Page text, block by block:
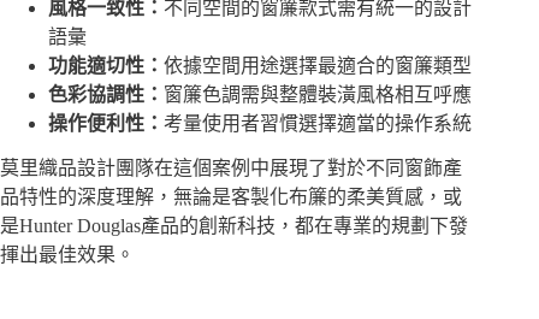
風格一致性： 不同空間的窗簾款式需有統一的設計
語彙
功能適切性： 依據空間用途選擇最適合的窗簾類型
色彩協調性： 窗簾色調需與整體裝潢風格相互呼應
操作便利性： 考量使用者習慣選擇適當的操作系統
莫里織品設計團隊在這個案例中展現了對於不同窗飾產
品特性的深度理解，無論是客製化布簾的柔美質感，或
是Hunter Douglas產品的創新科技，都在專業的規劃下發
揮出最佳效果。